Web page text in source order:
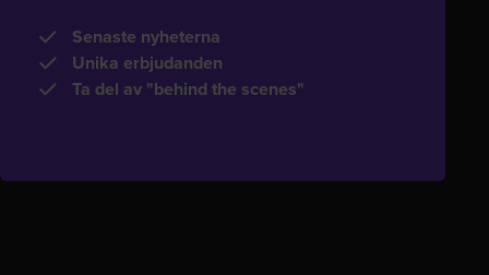
Senaste nyheterna
Unika erbjudanden
Ta del av "behind the scenes"